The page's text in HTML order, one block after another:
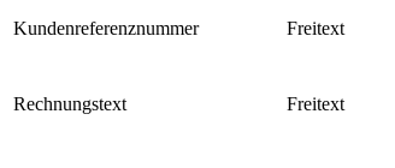
Kundenreferenznummer Freitext
Rechnungstext Freitext